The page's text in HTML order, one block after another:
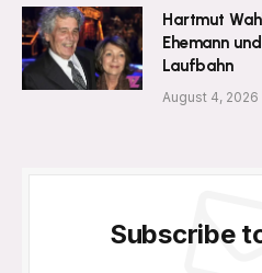
Hartmut
Ehemann
Laufbahn
August 4, 2026
Subscribe